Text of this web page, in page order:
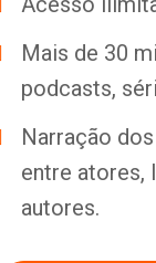
Mais de 30
podcasts,
Narração
entre atores,
autores.